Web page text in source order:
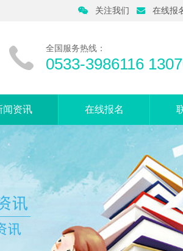
关注我们 在线报
全国服务热线：
0533-3986116
闻资讯
父母课堂
症知识
在线报名